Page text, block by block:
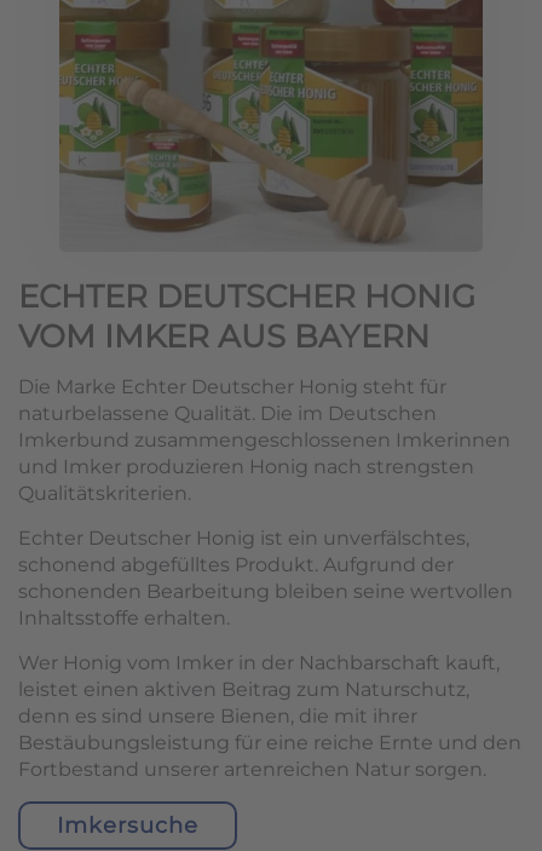
ECHTER DEUTSCHER HONIG
VOM IMKER AUS BAYERN
Die Marke Echter Deutscher Honig steht für
naturbelassene Qualität. Die im Deutschen
Imkerbund zusammengeschlossenen Imkerinnen
und Imker produzieren Honig nach strengsten
Qualitätskriterien.
Echter Deutscher Honig ist ein unverfälschtes,
schonend abgefülltes Produkt. Aufgrund der
schonenden Bearbeitung bleiben seine wertvollen
Inhaltsstoffe erhalten.
Wer Honig vom Imker in der Nachbarschaft kauft,
leistet einen aktiven Beitrag zum Naturschutz,
denn es sind unsere Bienen, die mit ihrer
Bestäubungsleistung für eine reiche Ernte und den
Fortbestand unserer artenreichen Natur sorgen.
Imkersuche